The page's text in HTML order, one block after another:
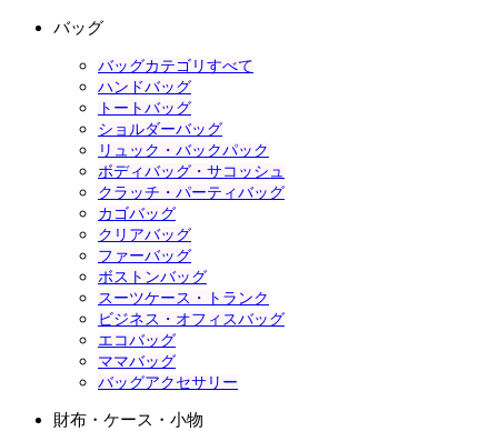
バッグ
バッグカテゴリすべて
ハンドバッグ
トートバッグ
ショルダーバッグ
リュック・バックパック
ボディバッグ・サコッシュ
クラッチ・パーティバッグ
カゴバッグ
クリアバッグ
ファーバッグ
ボストンバッグ
スーツケース・トランク
ビジネス・オフィスバッグ
エコバッグ
ママバッグ
バッグアクセサリー
財布・ケース・小物